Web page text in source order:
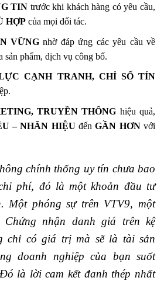
TIN trước khi khách hàng có yêu cầu,
HỢPcủa mọi đối tác.
VỮNG nhờ đáp ứng các yêu cầu về
sản phẩm, dịch vụ công bố.
CẠNH TRANH, CHỈ SỐ TÍN
TRUYỀN THÔNG hiệu quả,
– NHÃN HIỆU đến GẦN HƠNvới
chính thống uy tín chưa bao
phí, đó là một khoản đầu tư
Một phóng sự trên VTV9, một
nhận danh giá trên kệ
chỉ có giá trị mà sẽ là tài sản
doanh nghiệp của bạn suốt
là lời cam kết đanh thép nhất